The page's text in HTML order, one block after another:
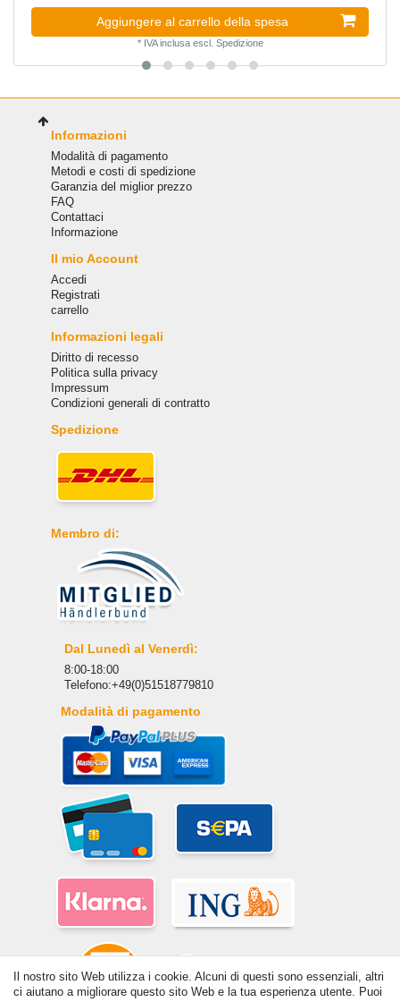
Aggiungere al carrello della spesa
* IVA inclusaescl. Spedizione
Il nostro sito Web utilizza i cookie. Alcuni di questi sono essenziali, altri
ci aiutano a migliorare questo sito Web e la tua esperienza utente. Puoi
Informazioni
Modalità di pagamento
Metodi e costi di spedizione
Garanzia del miglior prezzo
FAQ
Сontattaci
Informazione
Il mio Account
Accedi
Registrati
carrello
Informazioni legali
Diritto di recesso
Politica sulla privacy
Impressum
Condizioni generali di contratto
Spedizione
Membro di:
Dal Lunedì al Venerdì:
8:00-18:00
Telefono:+49(0)51518779810
Modalità di pagamento